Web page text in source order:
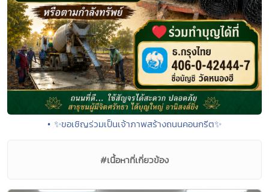
• ✨ขอเชิญร่วมเป็นเจ้าภาพสร้างถนนคอนกรีต✨
#เนื้อหาที่เกี่ยวข้อง